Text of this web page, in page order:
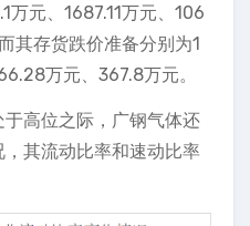
万元、1687.11万元、106
其存货跌价准备分别为1
万元、367.8万元。
高位之际，广钢气体还
其流动比率和速动比率